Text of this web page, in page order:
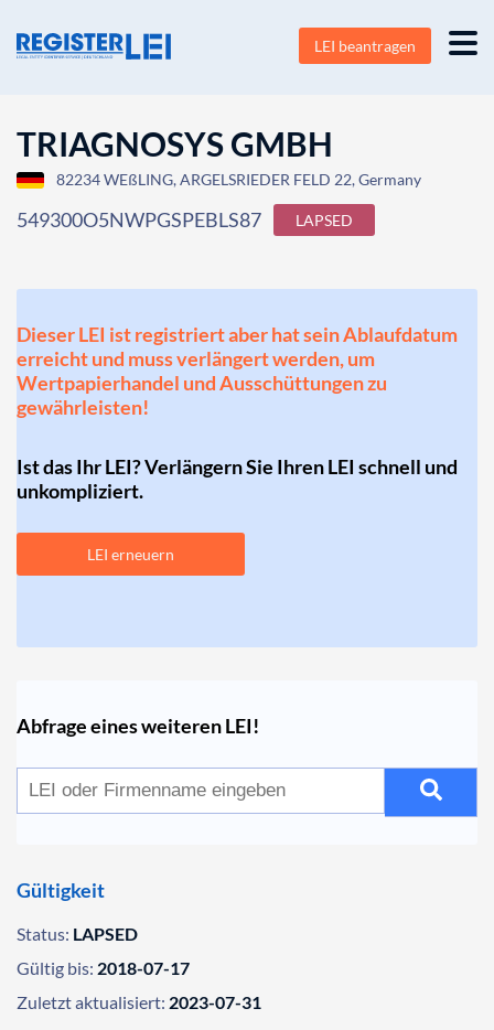
LEI beantragen
TRIAGNOSYS GMBH
82234 WEßLING, ARGELSRIEDER FELD 22, Germany
549300O5NWPGSPEBLS87 LAPSED
Dieser LEI ist registriert aber hat sein Ablaufdatum
erreicht und muss verlängert werden, um
Wertpapierhandel und Ausschüttungen zu
gewährleisten!
Ist das Ihr LEI? Verlängern Sie Ihren LEI schnell und
unkompliziert.
LEI erneuern
Abfrage eines weiteren LEI!
Gültigkeit
Status: LAPSED
Gültig bis: 2018-07-17
Zuletzt aktualisiert: 2023-07-31